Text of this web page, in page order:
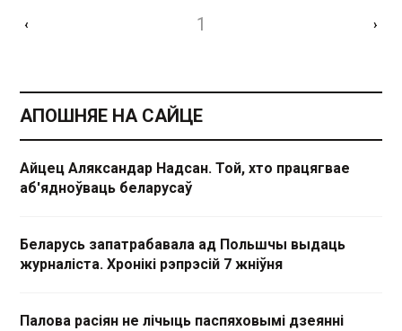
‹ 1 ›
АПОШНЯЕ НА САЙЦЕ
Айцец Аляксандар Надсан. Той, хто працягвае
аб'ядноўваць беларусаў
Беларусь запатрабавала ад Польшчы выдаць
журналіста. Хронікі рэпрэсій 7 жніўня
Палова расіян не лічыць паспяховымі дзеянні